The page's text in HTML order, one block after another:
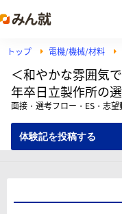
トップ 電機/機械/材料
＜和やかな雰囲気
年卒日立製作所の
面接・選考フロー・ES・志望
体験記を投稿する